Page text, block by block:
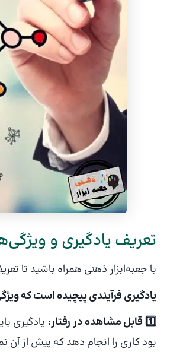
تعریف یادگیری و
با جعبه‌ابزار ذهنی همراه باشید تا
یادگیری فرآیندی پیچیده است که
1️⃣ قابل مشاهده در رفتار:
یادگیری
بود کاری را انجام دهد که پیش از آن